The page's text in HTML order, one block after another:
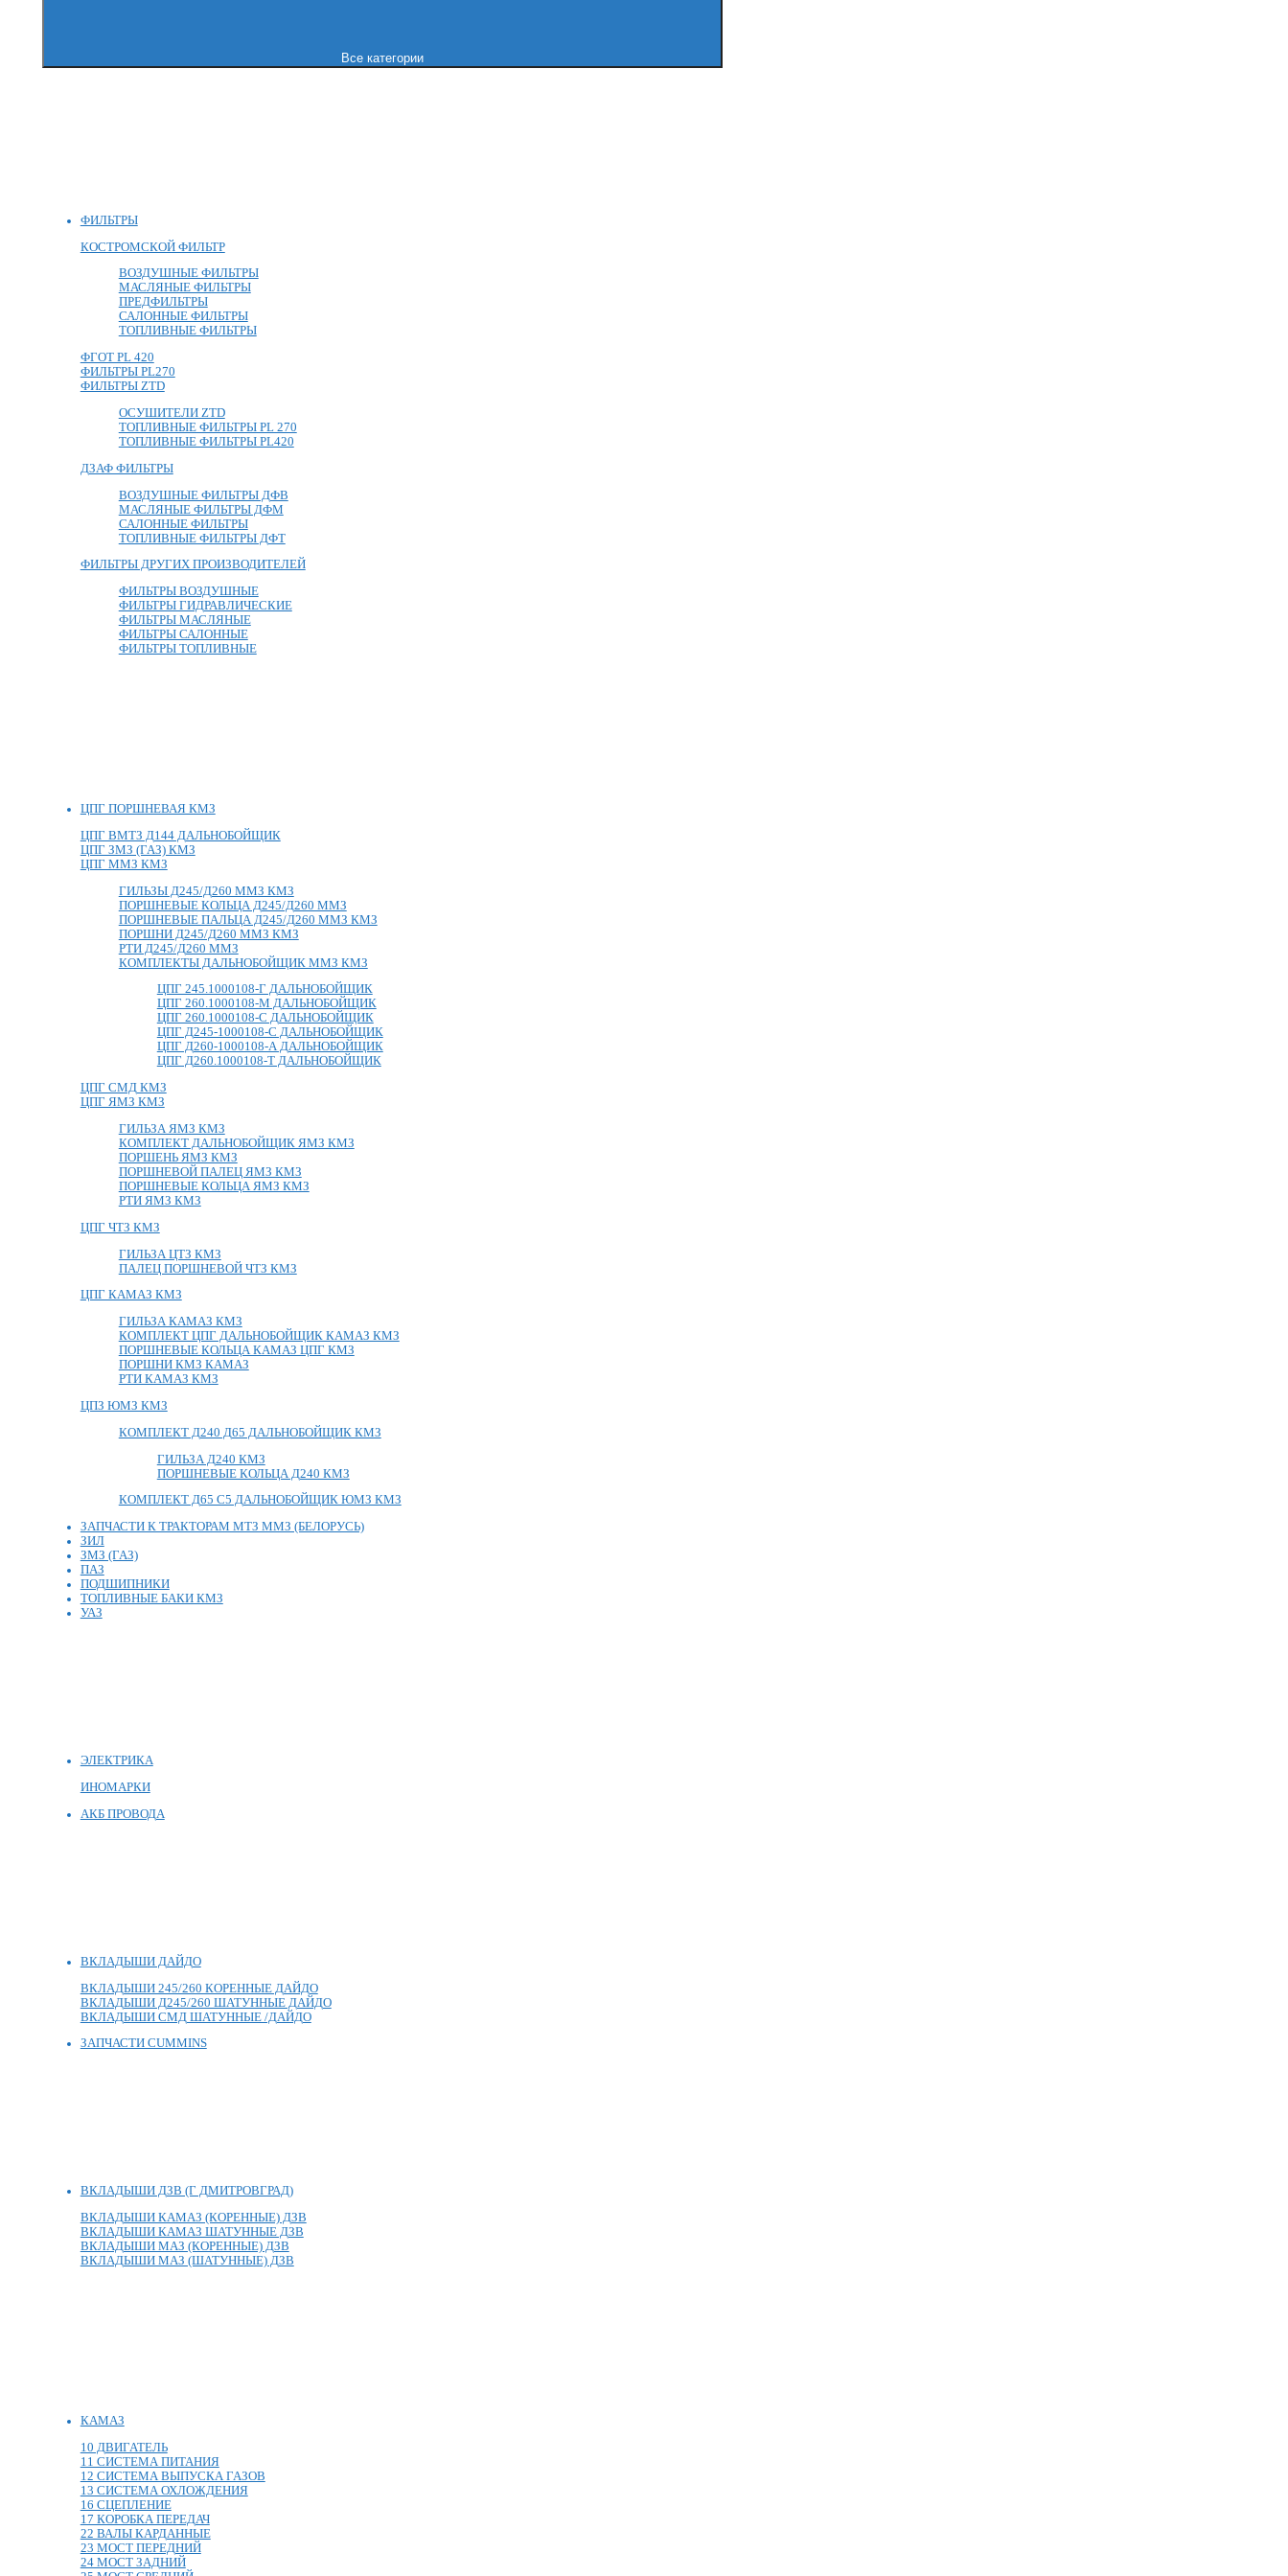
Все категории
ФИЛЬТРЫ
КОСТРОМСКОЙ ФИЛЬТР
ВОЗДУШНЫЕ ФИЛЬТРЫ
МАСЛЯНЫЕ ФИЛЬТРЫ
ПРЕДФИЛЬТРЫ
САЛОННЫЕ ФИЛЬТРЫ
ТОПЛИВНЫЕ ФИЛЬТРЫ
ФГОТ PL 420
ФИЛЬТРЫ PL270
ФИЛЬТРЫ ZTD
ОСУШИТЕЛИ ZTD
ТОПЛИВНЫЕ ФИЛЬТРЫ PL 270
ТОПЛИВНЫЕ ФИЛЬТРЫ PL420
ДЗАФ ФИЛЬТРЫ
ВОЗДУШНЫЕ ФИЛЬТРЫ ДФВ
МАСЛЯНЫЕ ФИЛЬТРЫ ДФМ
САЛОННЫЕ ФИЛЬТРЫ
ТОПЛИВНЫЕ ФИЛЬТРЫ ДФТ
ФИЛЬТРЫ ДРУГИХ ПРОИЗВОДИТЕЛЕЙ
ФИЛЬТРЫ ВОЗДУШНЫЕ
ФИЛЬТРЫ ГИДРАВЛИЧЕСКИЕ
ФИЛЬТРЫ МАСЛЯНЫЕ
ФИЛЬТРЫ САЛОННЫЕ
ФИЛЬТРЫ ТОПЛИВНЫЕ
ЦПГ ПОРШНЕВАЯ КМЗ
ЦПГ ВМТЗ Д144 ДАЛЬНОБОЙЩИК
ЦПГ ЗМЗ (ГАЗ) КМЗ
ЦПГ ММЗ КМЗ
ГИЛЬЗЫ Д245/Д260 ММЗ КМЗ
ПОРШНЕВЫЕ КОЛЬЦА Д245/Д260 ММЗ
ПОРШНЕВЫЕ ПАЛЬЦА Д245/Д260 ММЗ КМЗ
ПОРШНИ Д245/Д260 ММЗ КМЗ
РТИ Д245/Д260 ММЗ
КОМПЛЕКТЫ ДАЛЬНОБОЙЩИК ММЗ КМЗ
ЦПГ 245.1000108-Г ДАЛЬНОБОЙЩИК
ЦПГ 260.1000108-М ДАЛЬНОБОЙЩИК
ЦПГ 260.1000108-С ДАЛЬНОБОЙЩИК
ЦПГ Д245-1000108-С ДАЛЬНОБОЙЩИК
ЦПГ Д260-1000108-А ДАЛЬНОБОЙЩИК
ЦПГ Д260.1000108-Т ДАЛЬНОБОЙЩИК
ЦПГ СМД КМЗ
ЦПГ ЯМЗ КМЗ
ГИЛЬЗА ЯМЗ КМЗ
КОМПЛЕКТ ДАЛЬНОБОЙЩИК ЯМЗ КМЗ
ПОРШЕНЬ ЯМЗ КМЗ
ПОРШНЕВОЙ ПАЛЕЦ ЯМЗ КМЗ
ПОРШНЕВЫЕ КОЛЬЦА ЯМЗ КМЗ
РТИ ЯМЗ КМЗ
ЦПГ ЧТЗ КМЗ
ГИЛЬЗА ЦТЗ КМЗ
ПАЛЕЦ ПОРШНЕВОЙ ЧТЗ КМЗ
ЦПГ КАМАЗ КМЗ
ГИЛЬЗА КАМАЗ КМЗ
КОМПЛЕКТ ЦПГ ДАЛЬНОБОЙЩИК КАМАЗ КМЗ
ПОРШНЕВЫЕ КОЛЬЦА КАМАЗ ЦПГ КМЗ
ПОРШНИ КМЗ КАМАЗ
РТИ КАМАЗ КМЗ
ЦПЗ ЮМЗ КМЗ
КОМПЛЕКТ Д240 Д65 ДАЛЬНОБОЙЩИК КМЗ
ГИЛЬЗА Д240 КМЗ
ПОРШНЕВЫЕ КОЛЬЦА Д240 КМЗ
КОМПЛЕКТ Д65 С5 ДАЛЬНОБОЙЩИК ЮМЗ КМЗ
ЗАПЧАСТИ К ТРАКТОРАМ МТЗ ММЗ (БЕЛОРУСЬ)
ЗИЛ
ЗМЗ (ГАЗ)
ПАЗ
ПОДШИПНИКИ
ТОПЛИВНЫЕ БАКИ КМЗ
УАЗ
ЭЛЕКТРИКА
ИНОМАРКИ
АКБ ПРОВОДА
ВКЛАДЫШИ ДАЙДО
ВКЛАДЫШИ 245/260 КОРЕННЫЕ ДАЙДО
ВКЛАДЫШИ Д245/260 ШАТУННЫЕ ДАЙДО
ВКЛАДЫШИ СМД ШАТУННЫЕ /ДАЙДО
ЗАПЧАСТИ CUMMINS
ВКЛАДЫШИ ДЗВ (Г ДМИТРОВГРАД)
ВКЛАДЫШИ КАМАЗ (КОРЕННЫЕ) ДЗВ
ВКЛАДЫШИ КАМАЗ ШАТУННЫЕ ДЗВ
ВКЛАДЫШИ МАЗ (КОРЕННЫЕ) ДЗВ
ВКЛАДЫШИ МАЗ (ШАТУННЫЕ) ДЗВ
КАМАЗ
10 ДВИГАТЕЛЬ
11 СИСТЕМА ПИТАНИЯ
12 СИСТЕМА ВЫПУСКА ГАЗОВ
13 СИСТЕМА ОХЛОЖДЕНИЯ
16 СЦЕПЛЕНИЕ
17 КОРОБКА ПЕРЕДАЧ
22 ВАЛЫ КАРДАННЫЕ
23 МОСТ ПЕРЕДНИЙ
24 МОСТ ЗАДНИЙ